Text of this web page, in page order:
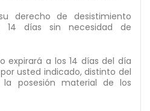
derecho de desistimiento
días sin necesidad de
expirará a los 14 días del día
usted indicado, distinto del
la posesión material de los